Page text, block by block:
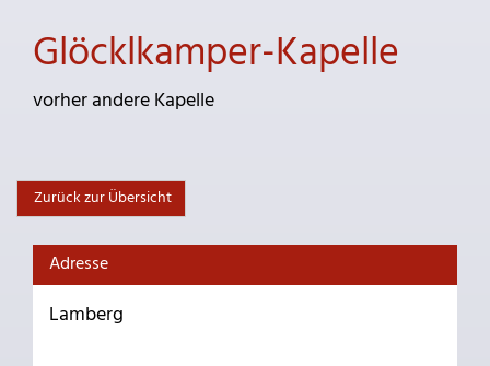
Glöcklkamper-Kapelle
vorher andere Kapelle
Zurück zur Übersicht
Adresse
Lamberg